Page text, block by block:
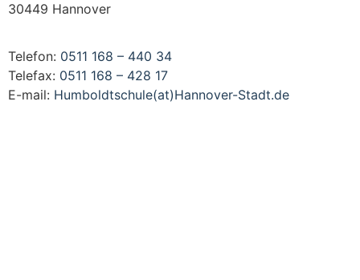
30449 Hannover
Telefon: 0511 168 – 440 34
Telefax: 0511 168 – 428 17
E-mail: Humboldtschule(at)Hannover-Stadt.de